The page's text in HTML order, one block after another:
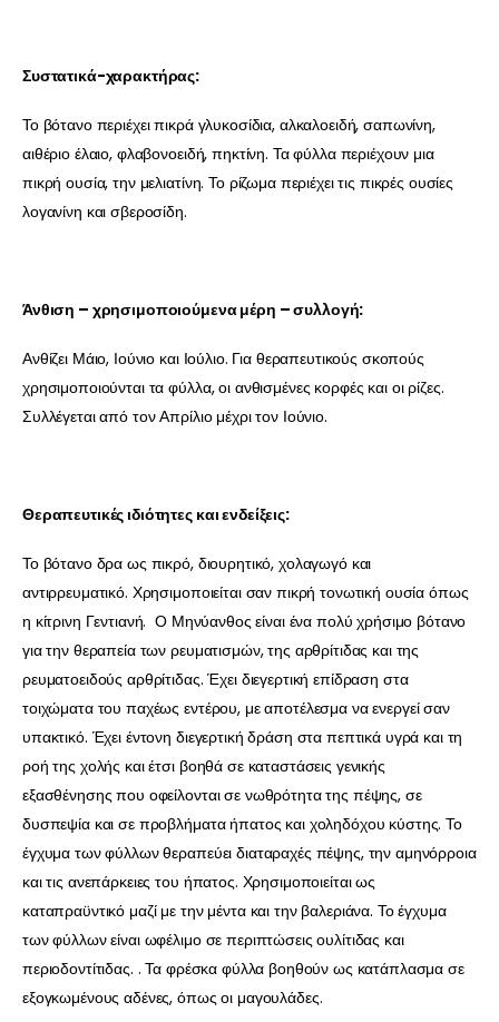
Συστατικά-χαρακτήρας:
Το βότανο περιέχει πικρά γλυκοσίδια, αλκαλοειδή, σαπωνίνη,
αιθέριο έλαιο, φλαβονοειδή, πηκτίνη. Τα φύλλα περιέχουν μια
πικρή ουσία, την μελιατίνη. Το ρίζωμα περιέχει τις πικρές ουσίες
λογανίνη και σβεροσίδη.
Άνθιση – χρησιμοποιούμενα μέρη – συλλογή:
Ανθίζει Μάιο, Ιούνιο και Ιούλιο. Για θεραπευτικούς σκοπούς
χρησιμοποιούνται τα φύλλα, οι ανθισμένες κορφές και οι ρίζες.
Συλλέγεται από τον Απρίλιο μέχρι τον Ιούνιο.
Θεραπευτικές ιδιότητες και ενδείξεις:
Το βότανο δρα ως πικρό, διουρητικό, χολαγωγό και
αντιρρευματικό. Χρησιμοποιείται σαν πικρή τονωτική ουσία όπως
η κίτρινη Γεντιανή. Ο Μηνύανθος είναι ένα πολύ χρήσιμο βότανο
για την θεραπεία των ρευματισμών, της αρθρίτιδας και της
ρευματοειδούς αρθρίτιδας. Έχει διεγερτική επίδραση στα
τοιχώματα του παχέως εντέρου, με αποτέλεσμα να ενεργεί σαν
υπακτικό. Έχει έντονη διεγερτική δράση στα πεπτικά υγρά και τη
ροή της χολής και έτσι βοηθά σε καταστάσεις γενικής
εξασθένησης που οφείλονται σε νωθρότητα της πέψης, σε
δυσπεψία και σε προβλήματα ήπατος και χοληδόχου κύστης. Το
έγχυμα των φύλλων θεραπεύει διαταραχές πέψης, την αμηνόρροια
και τις ανεπάρκειες του ήπατος. Χρησιμοποιείται ως
καταπραϋντικό μαζί με την μέντα και την βαλεριάνα. Το έγχυμα
των φύλλων είναι ωφέλιμο σε περιπτώσεις ουλίτιδας και
περιοδοντίτιδας. . Τα φρέσκα φύλλα βοηθούν ως κατάπλασμα σε
εξογκωμένους αδένες, όπως οι μαγουλάδες.